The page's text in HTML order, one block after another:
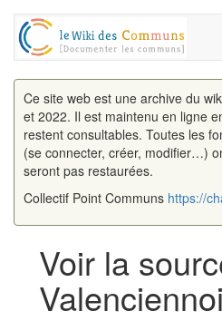
Ce site web est une archive du
et 2022. Il est maintenu en ligne
restent consultables. Toutes les
(se connecter, créer, modifier…)
seront pas restaurées.
Collectif Point Communs https://
Voir la